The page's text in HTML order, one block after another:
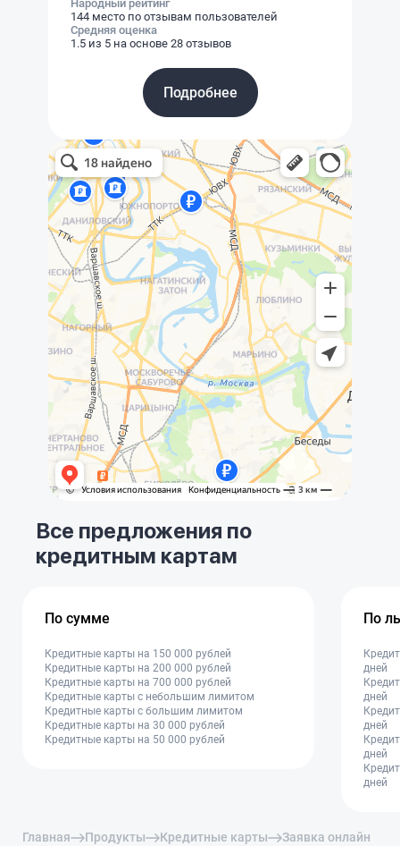
Народный рейтинг
144 место по отзывам пользователей
Средняя оценка
1.5 из 5 на основе 28 отзывов
Подробнее
Все предложения по
кредитным картам
По сумме
Кредитные карты на 150 000 рублей
Кредитные карты на 200 000 рублей
Кредитные карты на 700 000 рублей
Кредитные карты с небольшим лимитом
Кредитные карты с большим лимитом
Кредитные карты на 30 000 рублей
Кредитные карты на 50 000 рублей
По
дней
дней
дней
дней
дней
Главная Продукты Кредитные карты Заявка онлайн